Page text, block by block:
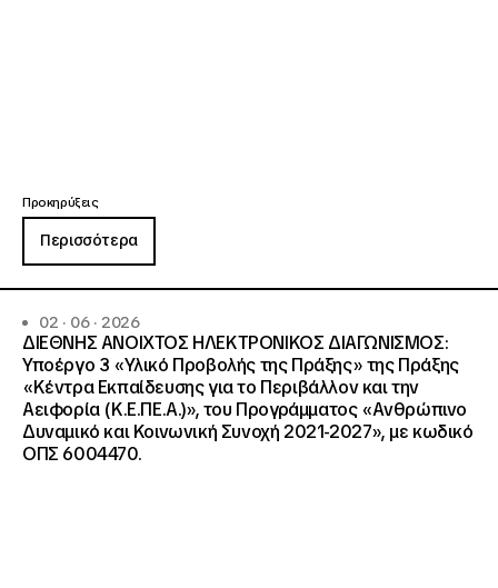
Προκηρύξεις
Περισσότερα
02 · 06 · 2026
ΔΙΕΘΝΗΣ ΑΝΟΙΧΤΟΣ ΗΛΕΚΤΡΟΝΙΚΟΣ ΔΙΑΓΩΝΙΣΜΟΣ:
Υποέργο 3 «Υλικό Προβολής της Πράξης» της Πράξης
«Κέντρα Εκπαίδευσης για το Περιβάλλον και την
Αειφορία (Κ.Ε.ΠΕ.Α.)», του Προγράμματος «Ανθρώπινο
Δυναμικό και Κοινωνική Συνοχή 2021-2027», με κωδικό
ΟΠΣ 6004470.